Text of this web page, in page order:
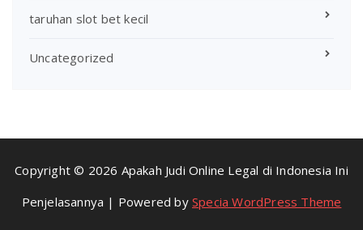
taruhan slot bet kecil
Uncategorized
Copyright © 2026 Apakah Judi Online Legal di Indonesia Ini
Penjelasannya | Powered by Specia WordPress Theme